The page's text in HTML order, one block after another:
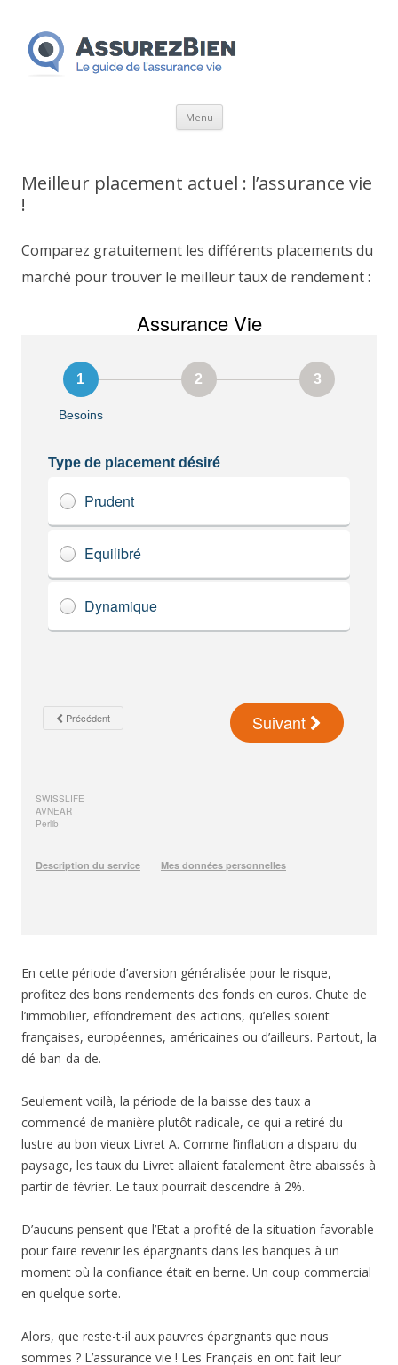
Menu Aller
Meilleur placement actuel : l’assurance vie
!
Comparez gratuitement les différents placements du
marché pour trouver le meilleur taux de rendement :
En cette période d’aversion généralisée pour le risque,
profitez des bons rendements des fonds en euros. Chute de
l’immobilier, effondrement des actions, qu’elles soient
françaises, européennes, américaines ou d’ailleurs. Partout, la
dé-ban-da-de.
Seulement voilà, la période de la baisse des taux a
commencé de manière plutôt radicale, ce qui a retiré du
lustre au bon vieux Livret A. Comme l’inflation a disparu du
paysage, les taux du Livret allaient fatalement être abaissés à
partir de février. Le taux pourrait descendre à 2%.
D’aucuns pensent que l’Etat a profité de la situation favorable
pour faire revenir les épargnants dans les banques à un
moment où la confiance était en berne. Un coup commercial
en quelque sorte.
Alors, que reste-t-il aux pauvres épargnants que nous
sommes ? L’assurance vie ! Les Français en ont fait leur